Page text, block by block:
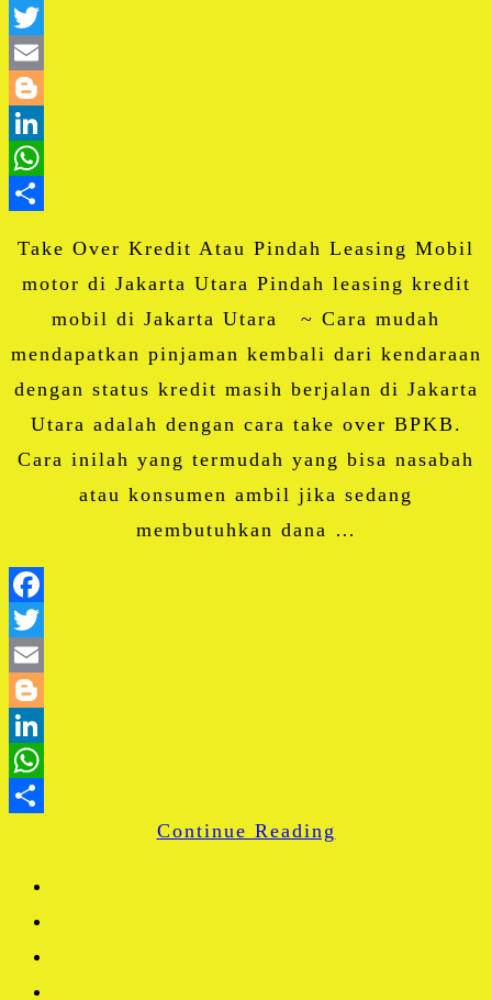
Take Over Kredit Atau Pindah Leasing Mobil
motor di Jakarta Utara Pindah leasing kredit
mobil di Jakarta Utara ~ Cara mudah
mendapatkan pinjaman kembali dari kendaraan
dengan status kredit masih berjalan di Jakarta
Utara adalah dengan cara take over BPKB.
Cara inilah yang termudah yang bisa nasabah
atau konsumen ambil jika sedang
membutuhkan dana …
Share
Continue Reading